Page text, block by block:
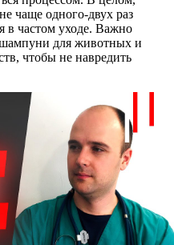
чаще одного-двух раз
в частом уходе. Важно
шампуни для животных и
чтобы не навредить